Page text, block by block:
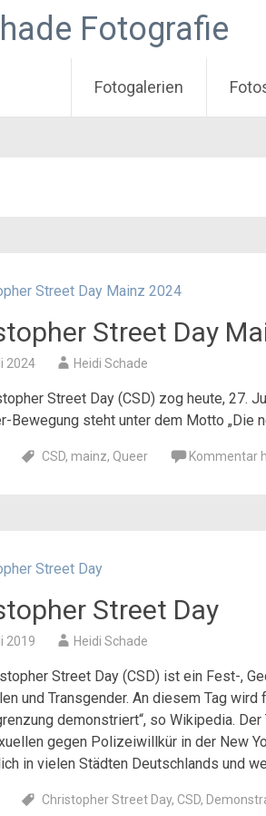
Fotografie
Fotogalerien
Street Day
2024 Heidi Schade
Street Day (CSD) zog heute, 27.
Bewegung steht unter dem Motto „Die
CSD, mainz, Queer Kommentar
Street Day
2019 Heidi Schade
Street Day (CSD) ist ein Fest-,
und Transgender. An diesem Tag
demonstriert“, so Wikipedia.
gegen Polizeiwillkür in der New
in vielen Städten Deutschlands und
Christopher Street Day, CSD,